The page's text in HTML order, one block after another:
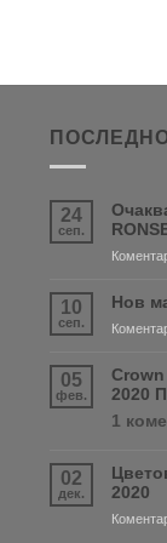
24
сеп.
10
сеп.
Нов
05
фев.
2020
1
02
дек.
2020